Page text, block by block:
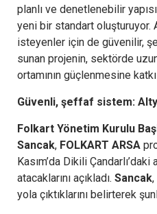
planlı ve denetlenebilir
yeni bir standart oluşturuyor.
isteyenler için de güvenilir,
sunan projenin, sektörde
ortamının güçlenmesine
Güvenli, şeffaf sistem:
Folkart Yönetim Kurulu
Sancak, FOLKART ARSA
Kasım’da Dikili Çandarlı’daki
atacaklarını açıkladı. Sancak
yola çıktıklarını belirterek